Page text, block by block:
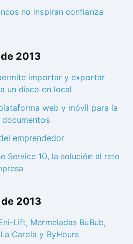
no inspiran confianza
2013
importar y exportar
un disco en local
web y móvil para la
emprendedor
Service 10, la solución al reto
2013
Lift, Mermeladas BuBub,
Carola y ByHours